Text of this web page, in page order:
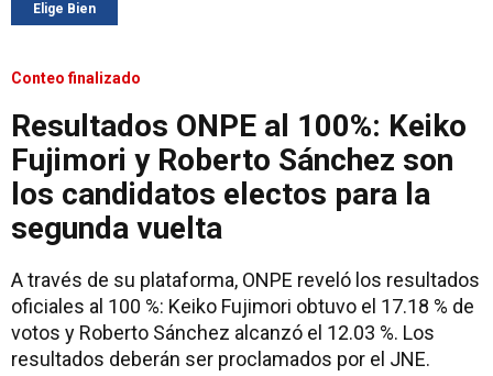
Elige Bien
Conteo finalizado
Resultados ONPE al 100%: Keiko
Fujimori y Roberto Sánchez son
los candidatos electos para la
segunda vuelta
A través de su plataforma, ONPE reveló los resultados
oficiales al 100 %: Keiko Fujimori obtuvo el 17.18 % de
votos y Roberto Sánchez alcanzó el 12.03 %. Los
resultados deberán ser proclamados por el JNE.